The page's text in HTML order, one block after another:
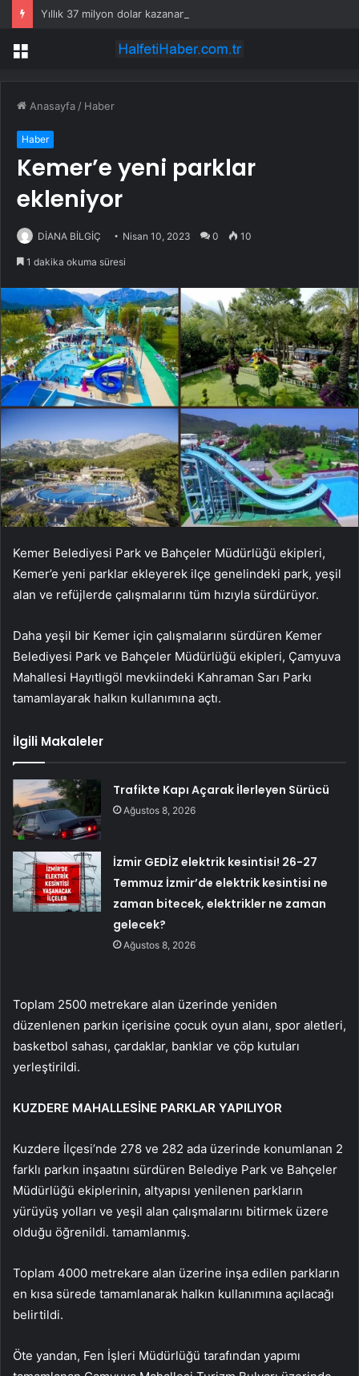
Menü
Anasayfa / Haber
Haber
Kemer’e yeni parklar
ekleniyor
DİANA BİLGİÇ Nisan 10, 2023 0 10
1 dakika okuma süresi
Kemer Belediyesi Park ve Bahçeler Müdürlüğü ekipleri,
Kemer’e yeni parklar ekleyerek ilçe genelindeki park, yeşil
alan ve refüjlerde çalışmalarını tüm hızıyla sürdürüyor.
Daha yeşil bir Kemer için çalışmalarını sürdüren Kemer
Belediyesi Park ve Bahçeler Müdürlüğü ekipleri, Çamyuva
Mahallesi Hayıtlıgöl mevkiindeki Kahraman Sarı Parkı
tamamlayarak halkın kullanımına açtı.
İlgili Makaleler
Trafikte Kapı Açarak İlerleyen Sürücü
Ağustos 8, 2026
İzmir GEDİZ elektrik kesintisi! 26-27
Temmuz İzmir’de elektrik kesintisi ne
zaman bitecek, elektrikler ne zaman
gelecek?
Ağustos 8, 2026
Toplam 2500 metrekare alan üzerinde yeniden
düzenlenen parkın içerisine çocuk oyun alanı, spor aletleri,
basketbol sahası, çardaklar, banklar ve çöp kutuları
yerleştirildi.
KUZDERE MAHALLESİNE PARKLAR YAPILIYOR
Kuzdere İlçesi’nde 278 ve 282 ada üzerinde konumlanan 2
farklı parkın inşaatını sürdüren Belediye Park ve Bahçeler
Müdürlüğü ekiplerinin, altyapısı yenilenen parkların
yürüyüş yolları ve yeşil alan çalışmalarını bitirmek üzere
olduğu öğrenildi. tamamlanmış.
Toplam 4000 metrekare alan üzerine inşa edilen parkların
en kısa sürede tamamlanarak halkın kullanımına açılacağı
belirtildi.
Öte yandan, Fen İşleri Müdürlüğü tarafından yapımı